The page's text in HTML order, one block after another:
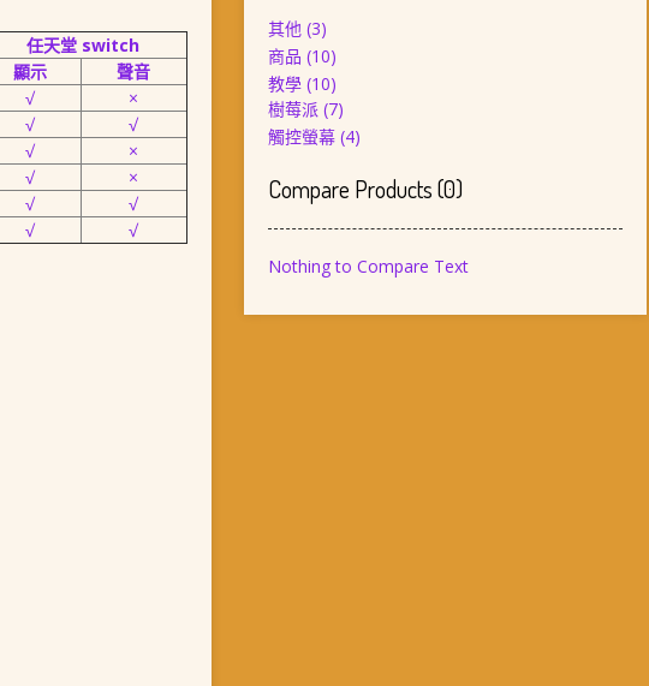
任天堂 switch
顯示
聲音
√
×
√
√
√
×
√
×
√
√
√ √
其他(3)
商品 (10)
教學(10)
樹莓派(7)
觸控螢幕(4)
Compare Products(0)
Nothing to Compare Text